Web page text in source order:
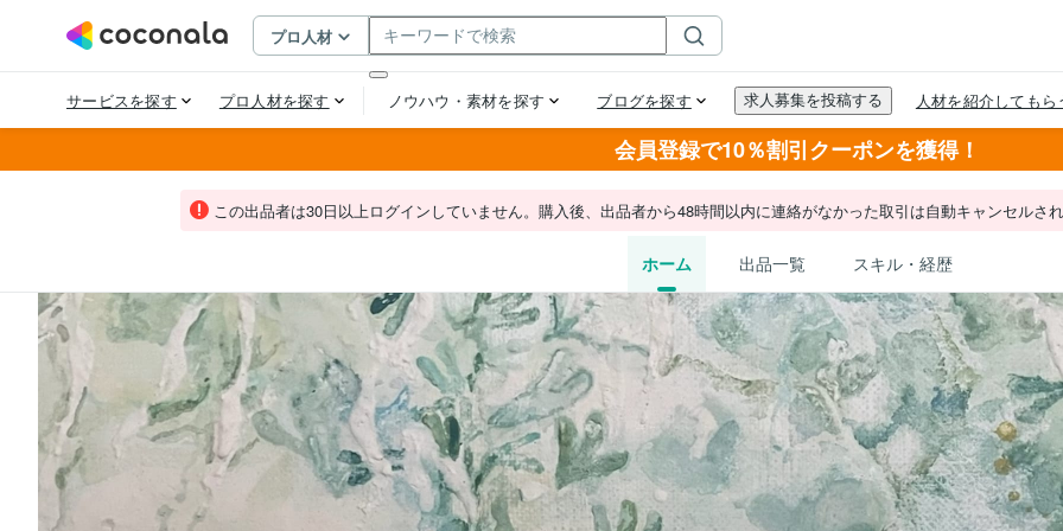
会員登録で10％割引クーポンを獲得！
この出品者は30日以上ログインしていません。購入後、出品者から48時間以内に連絡がなかった取引は自動キャンセルさ
ホーム 出品一覧 スキル・経歴